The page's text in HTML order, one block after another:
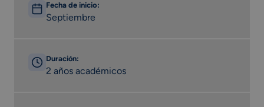
Fecha de inicio:
Septiembre
Duración:
2 años académicos